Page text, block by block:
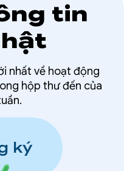
tin
nhất về hoạt động
hộp thư đến của
ký